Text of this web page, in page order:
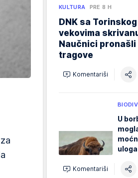
KULTURA PRE 8 H
DNK sa
vekovima
Naučnici
tragove
Komentariši
U
Komentariši